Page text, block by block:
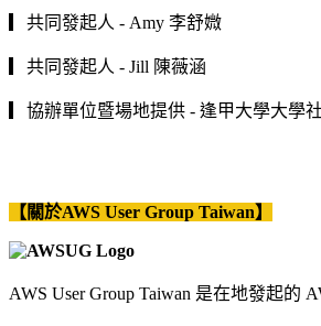
▎共同發起人 - Amy 李舒媺
▎共同發起人 - Jill 陳薇涵
▎協辦單位暨場地提供 - 逢甲大學大學
【關於AWS User Group Taiwan】
AWS User Group Taiwan 是在地發起